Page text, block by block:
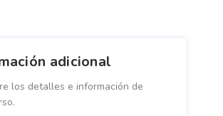
adicional
los detalles e información de